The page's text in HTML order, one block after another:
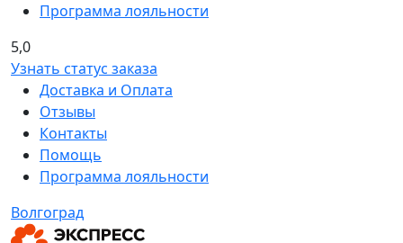
Программа лояльности
5,0
Узнать статус заказа
Доставка и Оплата
Отзывы
Контакты
Помощь
Программа лояльности
Волгоград